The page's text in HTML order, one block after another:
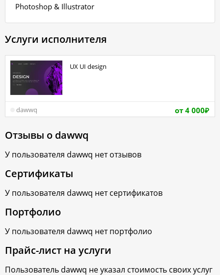
Photoshop & Illustrator
Услуги исполнителя
UX UI design
от 4 000₽
dawwq
Отзывы о dawwq
У пользователя dawwq нет отзывов
Сертификаты
У пользователя dawwq нет сертификатов
Портфолио
У пользователя dawwq нет портфолио
Прайс-лист на услуги
Пользователь dawwq не указал стоимость своих услуг